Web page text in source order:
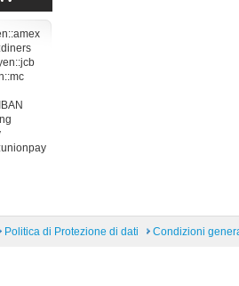
Politica di Protezione di dati Condizioni